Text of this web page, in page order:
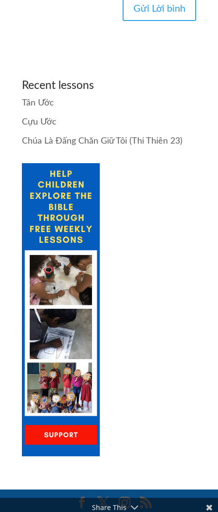
Recent lessons
Tân Ước
Cựu Ước
Chúa Là Đấng Chăn Giữ Tôi (Thi Thiên 23)
Share This